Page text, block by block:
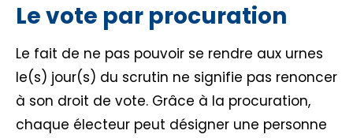
Le vote par procuration
Le fait de ne pas pouvoir se rendre aux urnes
le(s) jour(s) du scrutin ne signifie pas renoncer
à son droit de vote. Grâce à la procuration,
chaque électeur peut désigner une personne